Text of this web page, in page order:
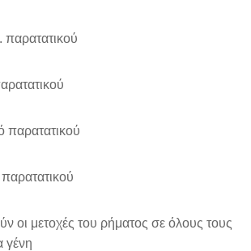
παρατατικού
οι μετοχές του ρήματος σε όλους τους
γένη